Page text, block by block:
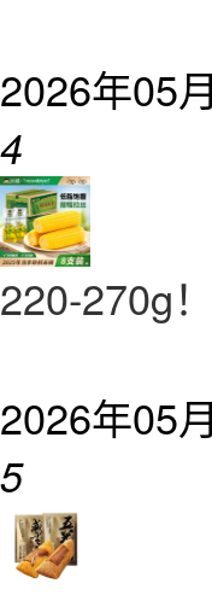
2026年05
4
220-270g
2026年05
5